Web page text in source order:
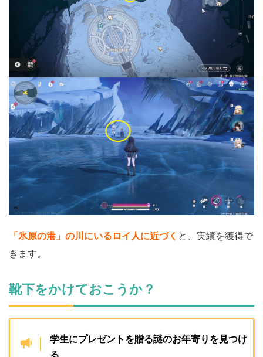
「氷原の港」の川にいるロイ人に近づく と、実績を獲得で
きます。
靴下をかけておこうか？
学生にプレゼントを贈る謎のお年寄りを見つけ